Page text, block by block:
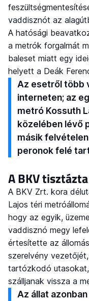
vaddisznót az
A hatósági
a metrók forgalmát
baleset miatt egy
helyett a Deák
Az esetről több
interneten; az
metró Kossuth
közelében lévő
másik
peronok felé
A BKV
A BKV Zrt. kora
Lajos téri
hogy az egyik,
vaddisznó megy
értesítette az
szerelvény
tartózkodó
szálljanak vissza a
Az állat